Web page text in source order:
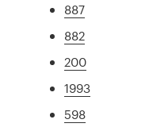
887
882
200
1993
598